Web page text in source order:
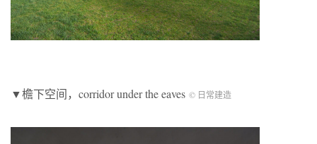
▼檐下空间，corridor under the eaves © 日常建造